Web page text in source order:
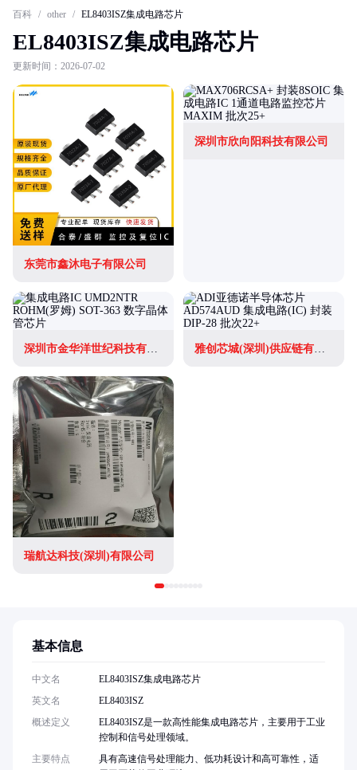
百科 / other / EL8403ISZ集成电路芯片
EL8403ISZ集成电路芯片
更新时间：2026-07-02
东莞市鑫沐电子有限公司
深圳市欣向阳科技有限公司
深圳市金华洋世纪科技有限公司 雅创芯城(深圳)供应链有限公司
瑞航达科技(深圳)有限公司
基本信息
中文名
EL8403ISZ集成电路芯片
英文名
EL8403ISZ
概述定义
EL8403ISZ是一款高性能集成电路芯片，主要用于工业
控制和信号处理领域。
主要特点
具有高速信号处理能力、低功耗设计和高可靠性，适